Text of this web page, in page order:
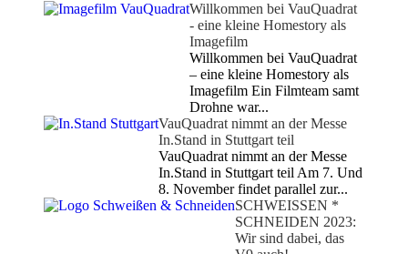
Willkommen bei VauQuadrat
- eine kleine Homestory als
Imagefilm
Willkommen bei VauQuadrat
– eine kleine Homestory als
Imagefilm Ein Filmteam samt
Drohne war...
VauQuadrat nimmt an der Messe
In.Stand in Stuttgart teil
VauQuadrat nimmt an der Messe
In.Stand in Stuttgart teil Am 7. Und
8. November findet parallel zur...
SCHWEISSEN *
SCHNEIDEN 2023:
Wir sind dabei, das